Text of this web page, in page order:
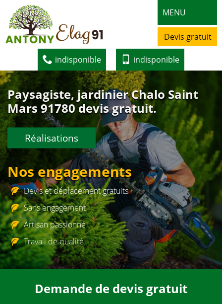
MENU
Devis gratuit
indisponible indisponible
Paysagiste, jardinier Chalo Saint
Mars 91780 devis gratuit.
Réalisations
Nos engagements
Devis et déplacement gratuits
Sans engagement
Artisan passionné
Travail de qualité
Demande de devis gratuit